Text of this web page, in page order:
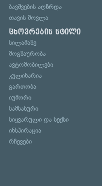
ბავშვების აღზრდა
თავის მოვლა
ცხოვრების სტილი
სილამაზე
მოგზაურობა
ავტომობილები
კულინარია
გართობა
იუმორი
სამსახური
სიყვარული და სექსი
ინსპირაცია
რჩევები